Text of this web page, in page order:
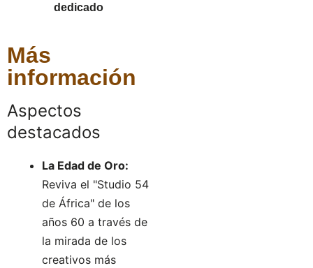
dedicado
Más
información
Aspectos
destacados
La Edad de Oro:
Reviva el "Studio 54
de África" de los
años 60 a través de
la mirada de los
creativos más